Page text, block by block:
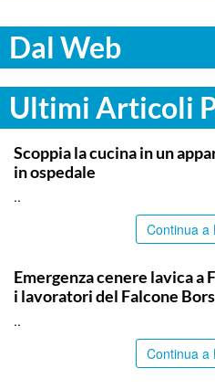
Dal Web
Ultimi Articoli
PALERMO
Scoppia la cucina in un
in ospedale
..
Continua a
Emergenza cenere lavica a
i lavoratori del Falcone
..
Continua a